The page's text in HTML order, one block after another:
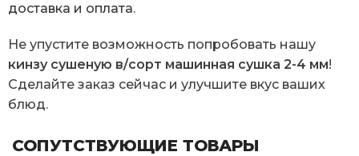
доставка и оплата.
Не упустите возможность попробовать нашу
кинзу сушеную в/сорт машинная сушка 2-4 мм!
Сделайте заказ сейчас и улучшите вкус ваших
блюд.
СОПУТСТВУЮЩИЕ ТОВАРЫ